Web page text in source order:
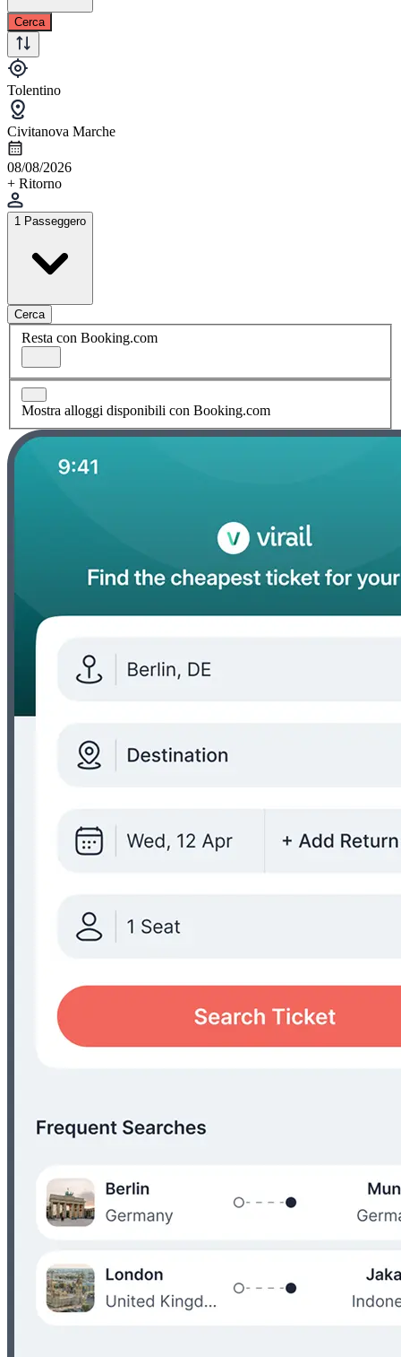
Cerca
Tolentino
Civitanova Marche
08/08/2026
+ Ritorno
1 Passeggero
Cerca
Resta con Booking.com
Mostra alloggi disponibili con Booking.com